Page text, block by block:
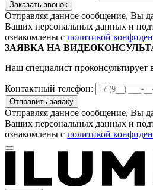
Отправляя данное сообщение, Вы
Ваших персональных данных и
ознакомлены с политикой
ЗАЯВКА НА
Наш специалист проконсультирует
Контактный телефон:
Отправляя данное сообщение, Вы
Ваших персональных данных и
ознакомлены с политикой